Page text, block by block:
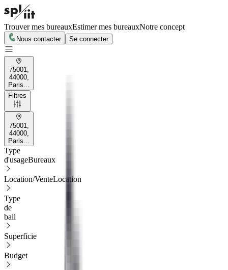
Trouver mes bureauxEstimer mes bureauxNotre concept
Nous contacter Se connecter
75001,
44000,
Paris...
Filtres
75001,
44000,
Paris...
Type
d'usageBureaux
Location/VenteLocation
Type
de
bail
Superficie
Budget